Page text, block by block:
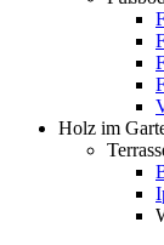
Holz im